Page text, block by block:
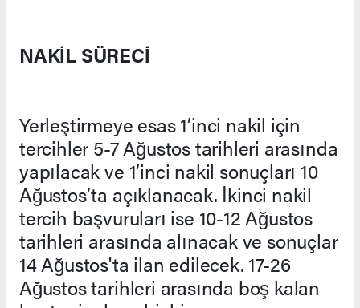
NAKİL SÜRECİ
Yerleştirmeye esas 1’inci nakil için
tercihler 5-7 Ağustos tarihleri arasında
yapılacak ve 1’inci nakil sonuçları 10
Ağustos’ta açıklanacak. İkinci nakil
tercih başvuruları ise 10-12 Ağustos
tarihleri arasında alınacak ve sonuçlar
14 Ağustos'ta ilan edilecek. 17-26
Ağustos tarihleri arasında boş kalan